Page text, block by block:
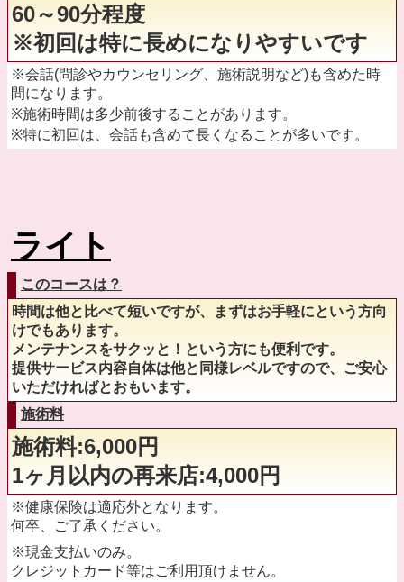
60～90分程度
※初回は特に長めになりやすいです
※会話(問診やカウンセリング、施術説明など)も含めた時
間になります。
※施術時間は多少前後することがあります。
※特に初回は、会話も含めて長くなることが多いです。
ライト
このコースは？
時間は他と比べて短いですが、まずはお手軽にという方向
けでもあります。
メンテナンスをサクッと！という方にも便利です。
提供サービス内容自体は他と同様レベルですので、ご安心
いただければとおもいます。
施術料
施術料:6,000円
1ヶ月以内の再来店:4,000円
※健康保険は適応外となります。
何卒、ご了承ください。
※現金支払いのみ。
クレジットカード等はご利用頂けません。